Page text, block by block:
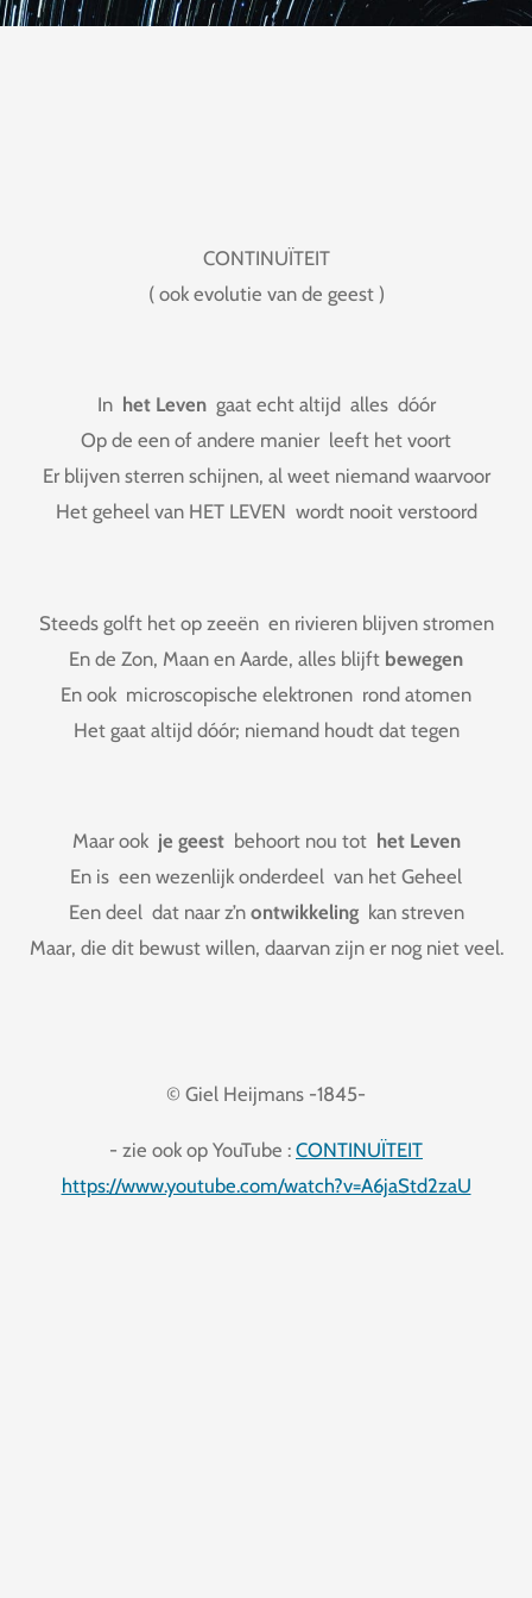
CONTINUÏTEIT
( ook evolutie van de geest )
In het Levengaat echt altijd alles dóór
Op de een of andere manier leeft het voort
Er blijven sterren schijnen, al weet niemand waarvoor
Het geheel van HET LEVEN wordt nooit verstoord
Steeds golft het op zeeën en rivieren blijven stromen
En de Zon, Maan en Aarde, alles blijft bewegen
En ook microscopische elektronen rond atomen
Het gaat altijd dóór; niemand houdt dat tegen
Maar ook je geest behoort nou tot het Leven
En is een wezenlijk onderdeel van het Geheel
Een deel dat naar z’n ontwikkelingkan streven
Maar, die dit bewust willen, daarvan zijn er nog niet veel.
© Giel Heijmans -1845-
- zie ook op YouTube : CONTINUÏTEIT
https://www.youtube.com/watch?v=A6jaStd2zaU